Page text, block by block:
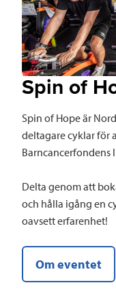
Spin of
Spin of Hope är
deltagare cyklar för
Barncancerfondens
Delta genom att
och hålla igång en
oavsett erfarenhet!
Om eventet